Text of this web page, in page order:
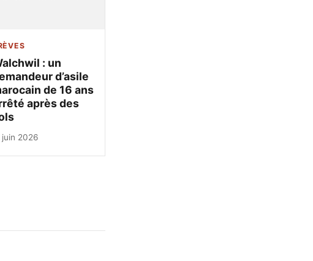
: un
d’asile
de 16 ans
après des
juin 2026